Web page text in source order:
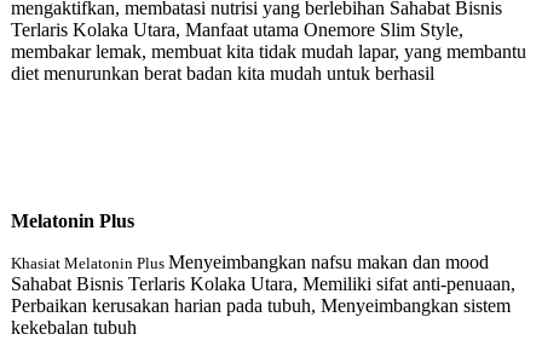
mengaktifkan, membatasi nutrisi yang berlebihan Sahabat Bisnis
Terlaris Kolaka Utara, Manfaat utama Onemore Slim Style,
membakar lemak, membuat kita tidak mudah lapar, yang membantu
diet menurunkan berat badan kita mudah untuk berhasil
Melatonin Plus
Khasiat Melatonin Plus Menyeimbangkan nafsu makan dan mood
Sahabat Bisnis Terlaris Kolaka Utara, Memiliki sifat anti-penuaan,
Perbaikan kerusakan harian pada tubuh, Menyeimbangkan sistem
kekebalan tubuh